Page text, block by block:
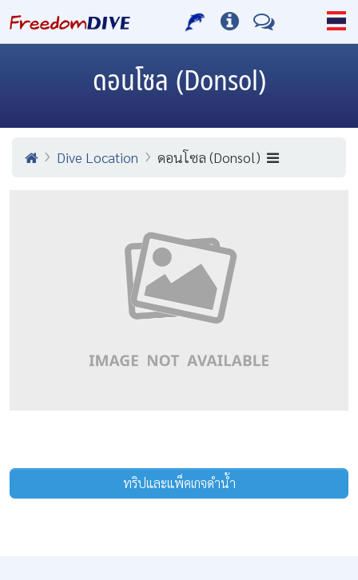
ดอนโซล (Donsol)
Dive Location ดอนโซล (Donsol)
ทริปและแพ็คเกจดำน้ำ